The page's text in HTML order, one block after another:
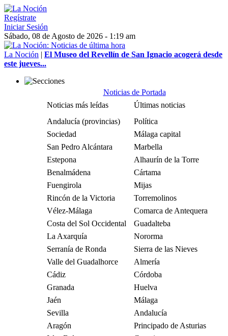
Regístrate
Iniciar Sesión
Sábado, 08 de Agosto de 2026 - 1:19 am
La Noción | El Museo del Revellín de San Ignacio acogerá desde
este jueves...
Noticias de Portada
Noticias más leídas
Últimas noticias
Andalucía (provincias)
Política
Sociedad
Málaga capital
San Pedro Alcántara
Marbella
Estepona
Alhaurín de la Torre
Benalmádena
Cártama
Fuengirola
Mijas
Rincón de la Victoria
Torremolinos
Vélez-Málaga
Comarca de Antequera
Costa del Sol Occidental
Guadalteba
La Axarquía
Nororma
Serranía de Ronda
Sierra de las Nieves
Valle del Guadalhorce
Almería
Cádiz
Córdoba
Granada
Huelva
Jaén
Málaga
Sevilla
Andalucía
Aragón
Principado de Asturias